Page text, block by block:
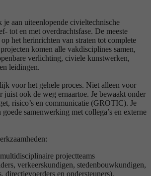
aan uiteenlopende civieltechnische
tot en met overdrachtsfase. De meeste
het herinrichten van straten tot complete
komen alle vakdisciplines samen,
verlichting, civiele kunstwerken,
leidingen.
voor het gehele proces. Niet alleen voor
juist ook de weg ernaartoe. Je bewaakt onder
risico’s en communicatie (GROTIC). Je
samenwerking met collega’s en externe
projectteams
verkeerskundigen, stedenbouwkundigen,
directievoerders en ondersteuners).